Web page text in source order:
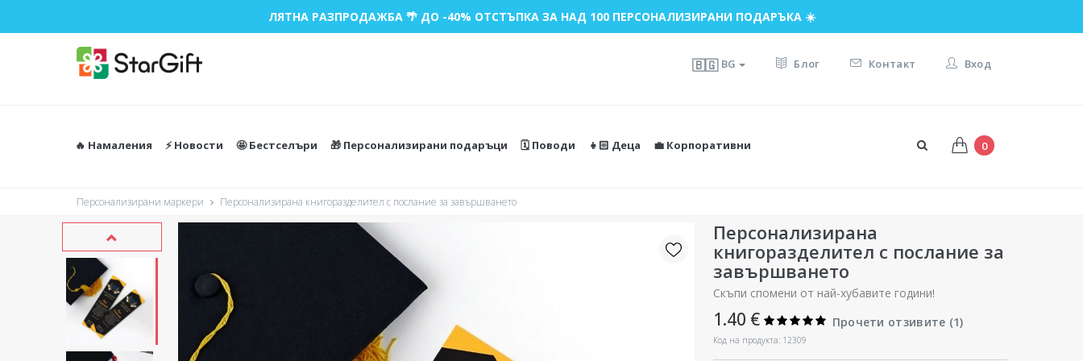
ЛЯТНА РАЗПРОДАЖБА 🌴 ДО -40% ОТСТЪПКА ЗА НАД 100 ПЕРСОНАЛИЗИРАНИ ПОДАРЪКА ☀️
🇧🇬BG Блог Контакт Вход
🔥 Намаления ⚡️ Новости 🤩 Бестселъри 🎁 Персонализирани подаръци 🗓️ Поводи 👧🏻 Деца 💼 Корпоративни 0
Персонализирани маркери Персонализирана книгоразделител с послание за завършването
Персонализирана
книгоразделител с послание за
завършването
Скъпи спомени от най-хубавите години!
1.40 € Прочети отзивите (1)
Код на продукта: 12309